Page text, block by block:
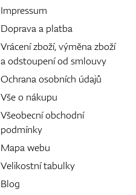
Impressum
Doprava a platba
Vrácení zboží, výměna zboží
a odstoupení od smlouvy
Ochrana osobních údajů
Vše o nákupu
Všeobecní obchodní
podmínky
Mapa webu
Velikostní tabulky
Blog